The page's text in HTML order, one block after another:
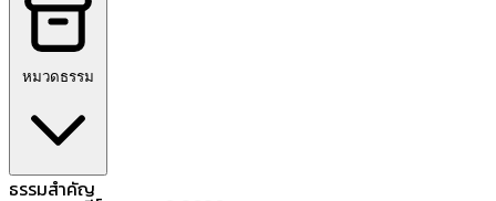
หมวดธรรม
ธรรมสำคัญ